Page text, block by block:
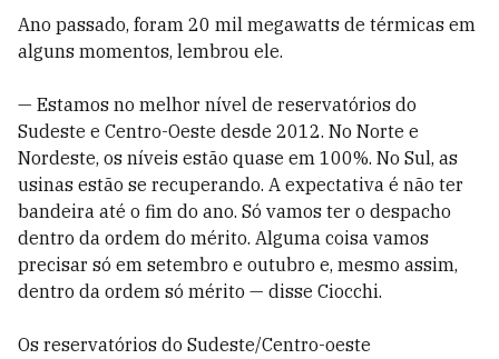
Ano passado, foram 20 mil megawatts de térmicas em
alguns momentos, lembrou ele.
— Estamos no melhor nível de reservatórios do
Sudeste e Centro-Oeste desde 2012. No Norte e
Nordeste, os níveis estão quase em 100%. No Sul, as
usinas estão se recuperando. A expectativa é não ter
bandeira até o fim do ano. Só vamos ter o despacho
dentro da ordem do mérito. Alguma coisa vamos
precisar só em setembro e outubro e, mesmo assim,
dentro da ordem só mérito — disse Ciocchi.
Os reservatórios do Sudeste/Centro-oeste